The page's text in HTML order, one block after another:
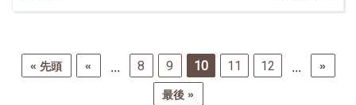
« 先頭 « ... 8 9 10 11 12 ... »
最後 »